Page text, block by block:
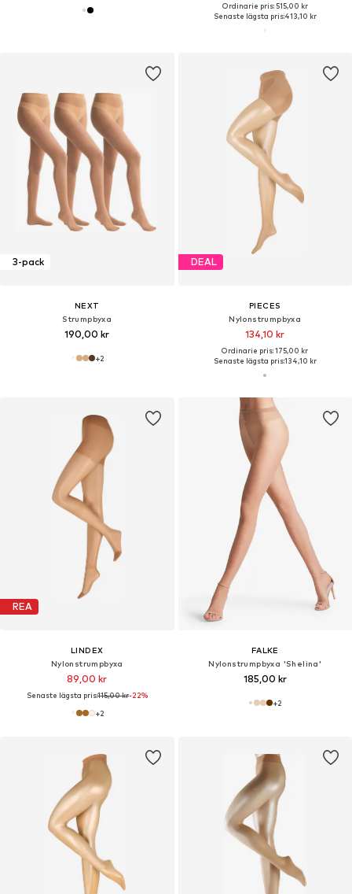
Ordinarie pris: 515,00 kr
Senaste lägsta pris:413,10 kr
3-pack
NEXT
Strumpbyxa
190,00 kr
+2
DEAL
PIECES
Nylonstrumpbyxa
134,10 kr
Ordinarie pris: 175,00 kr
Senaste lägsta pris:134,10 kr
REA
LINDEX
Nylonstrumpbyxa
89,00 kr
Senaste lägsta pris:115,00 kr-22%
+2
FALKE
Nylonstrumpbyxa 'Shelina'
185,00 kr
+2